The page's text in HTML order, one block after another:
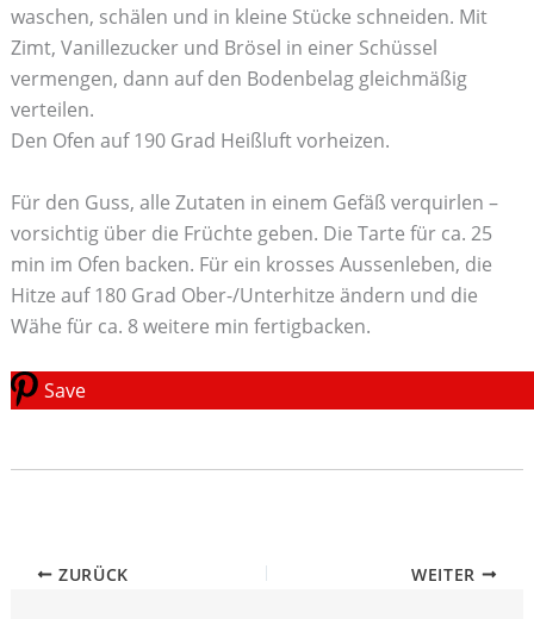
waschen, schälen und in kleine Stücke schneiden. Mit
Zimt, Vanillezucker und Brösel in einer Schüssel
vermengen, dann auf den Bodenbelag gleichmäßig
verteilen.
Den Ofen auf 190 Grad Heißluft vorheizen.
Für den Guss, alle Zutaten in einem Gefäß verquirlen –
vorsichtig über die Früchte geben. Die Tarte für ca. 25
min im Ofen backen. Für ein krosses Aussenleben, die
Hitze auf 180 Grad Ober-/Unterhitze ändern und die
Wähe für ca. 8 weitere min fertigbacken.
Save
ZURÜCK WEITER